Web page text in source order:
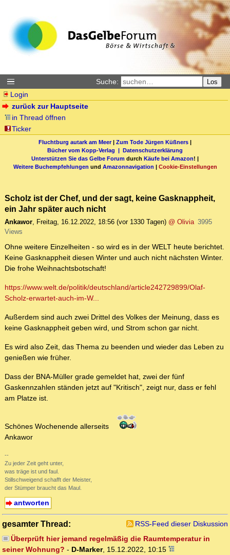
Suche: Los
Login
zurück zur Hauptseite
in Thread öffnen
Ticker
Fluchtburg autark am Meer| Zum Tode Jürgen Küßners |
Bücher vom Kopp-Verlag | Datenschutzerklärung
Unterstützen Sie das Gelbe Forum durch Käufe bei Amazon! |
Weitere Buchempfehlungen und Amazonnavigation | Cookie-Einstellungen
Scholz ist der Chef, und der sagt, keine Gasknappheit,
ein Jahr später auch nicht
Ankawor, Freitag, 16.12.2022, 18:56 (vor 1330 Tagen) @ Olivia 3995
Views
Ohne weitere Einzelheiten - so wird es in der WELT heute berichtet.
Keine Gasknappheit diesen Winter und auch nicht nächsten Winter.
Die frohe Weihnachtsbotschaft!
https://www.welt.de/politik/deutschland/article242729899/Olaf-
Scholz-erwartet-auch-im-W...
Außerdem sind auch zwei Drittel des Volkes der Meinung, dass es
keine Gasknappheit geben wird, und Strom schon gar nicht.
Es wird also Zeit, das Thema zu beenden und wieder das Leben zu
genießen wie früher.
Dass der BNA-Müller grade gemeldet hat, zwei der fünf
Gaskennzahlen ständen jetzt auf "Kritisch", zeigt nur, dass er fehl
am Platze ist.
Schönes Wochenende allerseits
Ankawor
--
Zu jeder Zeit geht unter,
was träge ist und faul.
Stillschweigend schafft der Meister,
der Stümper braucht das Maul.
antworten
gesamter Thread:
RSS-Feed dieser Diskussion
Überprüft hier jemand regelmäßig die Raumtemperatur in
seiner Wohnung? - D-Marker, 15.12.2022, 10:15